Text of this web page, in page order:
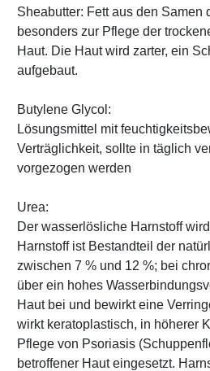
Sheabutter: Fett aus den
besonders zur Pflege der
Haut. Die Haut wird zarter, ein
aufgebaut.
Butylene Glycol:
Lösungsmittel mit
Verträglichkeit, sollte in täglich
vorgezogen werden
Urea:
Der wasserlösliche Harnstoff
Harnstoff ist Bestandteil der
zwischen 7 % und 12 %; bei
über ein hohes
Haut bei und bewirkt eine
wirkt keratoplastisch, in höherer
Pflege von Psoriasis
betroffener Haut eingesetzt.